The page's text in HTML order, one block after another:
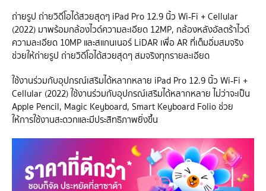
ถ่ายรูป ถ่ายวิดีโอได้สวยสุดๆ iPad Pro 12.9 นิ้ว Wi‑Fi + Cellular
(2022) มาพร้อมกล้องไวด์ความละเอียด 12MP, กล้องหลังอัลตร้าไวด์
ความละเอียด 10MP และสแกนเนอร์ LiDAR เพื่อ AR ที่เต็มอิ่มสมจริง
ช่วยให้ถ่ายรูป ถ่ายวิดีโอได้สวยสุดๆ สมจริงทุกรายละเอียด
ใช้งานร่วมกับอุปกรณ์เสริมได้หลากหลาย iPad Pro 12.9 นิ้ว Wi‑Fi +
Cellular (2022) ใช้งานร่วมกับอุปกรณ์เสริมได้หลากหลาย ไม่ว่าจะเป็น
Apple Pencil, Magic Keyboard, Smart Keyboard Folio ช่วย
ให้การใช้งานสะดวกและมีประสิทธิภาพยิ่งขึ้น